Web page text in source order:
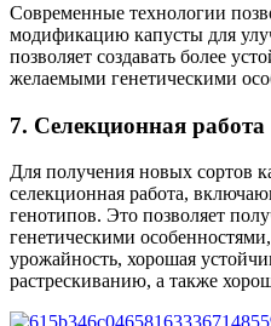
Современные технологии
модификацию капусты для
позволяет создавать более
желаемыми генетическими
7. Селекционная работа
Для получения новых сортов
селекционная работа,
генотипов. Это позволяет
генетическими
урожайность, хорошая
растрескиванию, а также